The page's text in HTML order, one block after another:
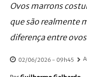
Ovos marrons
que são realmente
diferença entre
02/06/2026 - 09h45